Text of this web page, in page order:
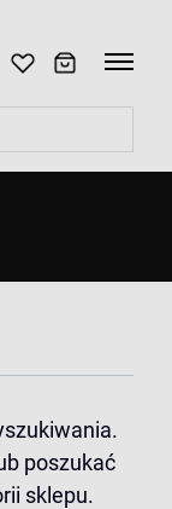
poszukać
sklepu.